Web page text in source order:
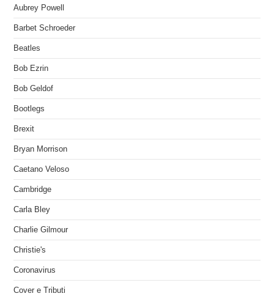
Aubrey Powell
Barbet Schroeder
Beatles
Bob Ezrin
Bob Geldof
Bootlegs
Brexit
Bryan Morrison
Caetano Veloso
Cambridge
Carla Bley
Charlie Gilmour
Christie's
Coronavirus
Cover e Tributi